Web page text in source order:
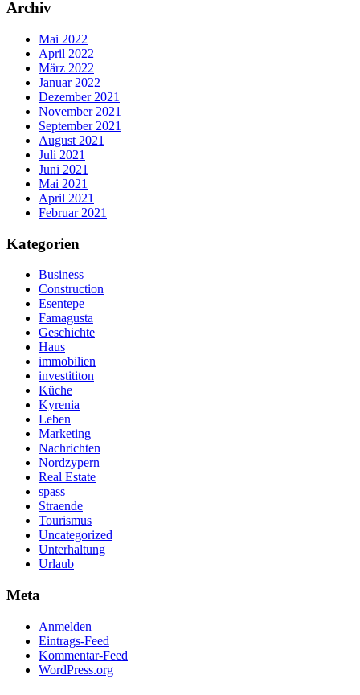
Archiv
Mai 2022
April 2022
März 2022
Januar 2022
Dezember 2021
November 2021
September 2021
August 2021
Juli 2021
Juni 2021
Mai 2021
April 2021
Februar 2021
Kategorien
Business
Construction
Esentepe
Famagusta
Geschichte
Haus
immobilien
investititon
Küche
Kyrenia
Leben
Marketing
Nachrichten
Nordzypern
Real Estate
spass
Straende
Tourismus
Uncategorized
Unterhaltung
Urlaub
Meta
Anmelden
Eintrags-Feed
Kommentar-Feed
WordPress.org